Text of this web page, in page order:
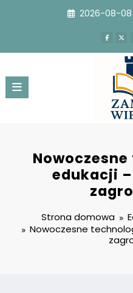
2026-08-08
edukacji
Strona domowa
Nowoczesne